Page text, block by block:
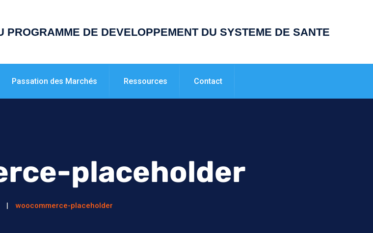
PROGRAMME DE DEVELOPPEMENT DU SYSTEME DE SANTE
Passation des Marchés Ressources Contact
placeholder
woocommerce-placeholder